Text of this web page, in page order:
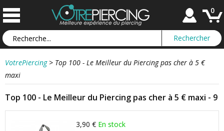
0
VotrePiercing > Top 100 - Le Meilleur du Piercing pas cher à 5 €
maxi
Top 100 - Le Meilleur du Piercing pas cher à 5 € maxi - 9
3,90 € En stock